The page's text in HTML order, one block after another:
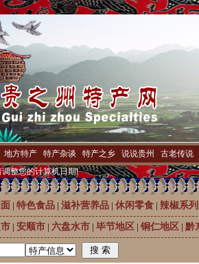
地方特产 特产杂谈 特产之乡 说说贵州 古老传说
整您的计算机日期!
特色食品 滋补营养品 休闲零食 辣椒系列
安顺市 六盘水市 毕节地区 铜仁地区 黔